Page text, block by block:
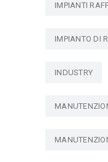
IMPIANTI
IMPIANTO DI
INDUSTRY